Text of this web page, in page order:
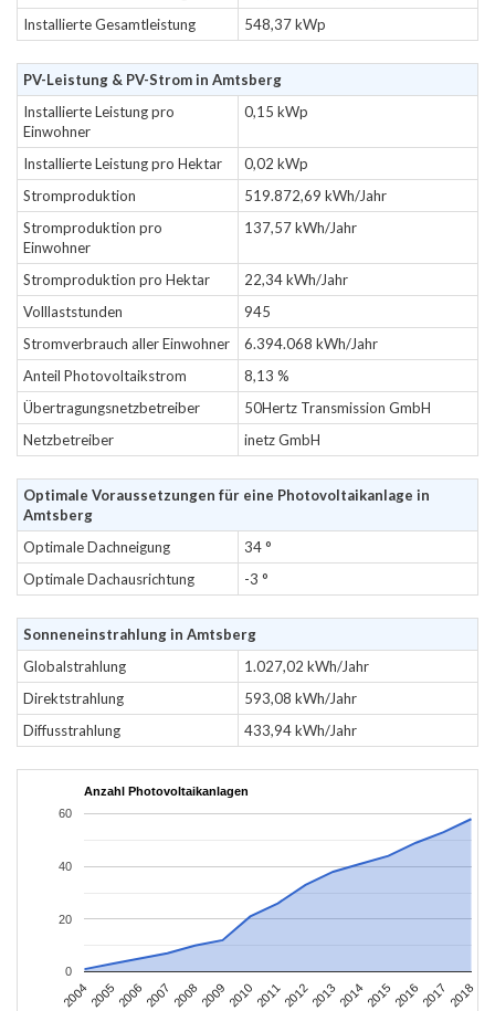
Installierte Gesamtleistung 548,37 kWp
PV-Leistung & PV-Strom in Amtsberg
Installierte Leistung pro
Einwohner
0,15 kWp
Installierte Leistung pro Hektar
0,02 kWp
Stromproduktion
519.872,69 kWh/Jahr
Stromproduktion pro
Einwohner
137,57 kWh/Jahr
Stromproduktion pro Hektar
22,34 kWh/Jahr
Volllaststunden
945
Stromverbrauch aller Einwohner
6.394.068 kWh/Jahr
Anteil Photovoltaikstrom
8,13 %
Übertragungsnetzbetreiber
50Hertz Transmission GmbH
Netzbetreiber
inetz GmbH
Optimale Voraussetzungen für eine Photovoltaikanlage in
Amtsberg
Optimale Dachneigung
34 °
Optimale Dachausrichtung
-3 °
Sonneneinstrahlung in Amtsberg
Globalstrahlung
1.027,02 kWh/Jahr
Direktstrahlung
593,08 kWh/Jahr
Diffusstrahlung
433,94 kWh/Jahr
Anzahl Photovoltaikanlagen
2004200520062007 2008200920102011201220132014201520162017 2018
0
20
40
60